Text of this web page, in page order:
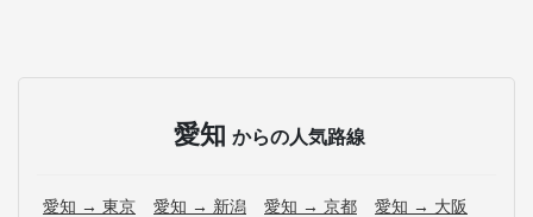
愛知 からの人気路線
愛知 → 東京 愛知 → 新潟 愛知 → 京都
愛知 → 大阪